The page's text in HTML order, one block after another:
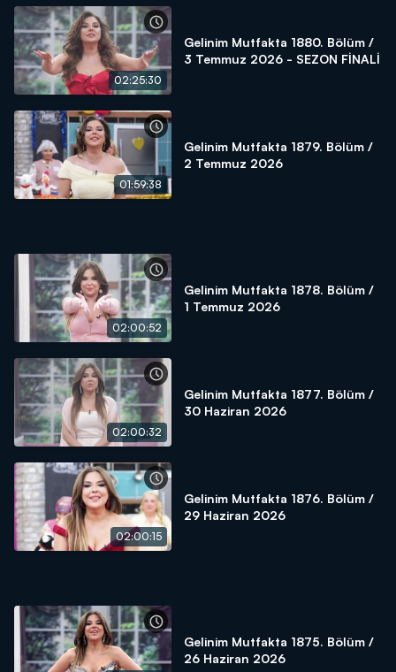
02:25:30
Gelinim Mutfakta 1880. Bölüm /
3 Temmuz 2026 - SEZON FİNALİ
01:59:38
Gelinim Mutfakta 1879. Bölüm /
2 Temmuz 2026
02:00:52
Gelinim Mutfakta 1878. Bölüm /
1 Temmuz 2026
02:00:32
Gelinim Mutfakta 1877. Bölüm /
30 Haziran 2026
02:00:15
Gelinim Mutfakta 1876. Bölüm /
29 Haziran 2026
Gelinim Mutfakta 1875. Bölüm /
26 Haziran 2026